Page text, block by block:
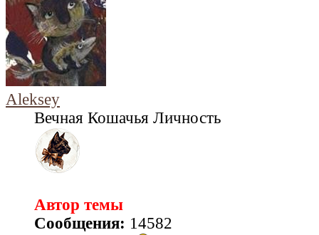
Aleksey
Вечная Кошачья Личность
Автор темы
Сообщения: 14582